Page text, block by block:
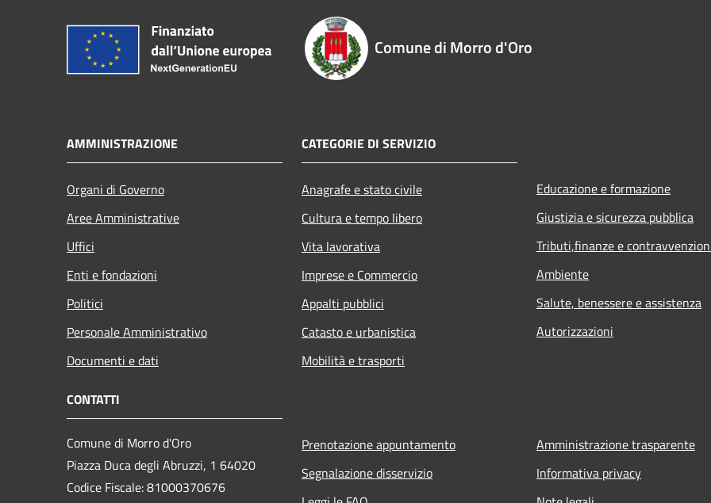
Comune di Morro d'Oro
AMMINISTRAZIONE
Organi di Governo
Aree Amministrative
Uffici
Enti e fondazioni
Politici
Personale Amministrativo
Documenti e dati
CATEGORIE DI SERVIZIO
Anagrafe e stato civile
Cultura e tempo libero
Vita lavorativa
Imprese e Commercio
Appalti pubblici
Catasto e urbanistica
Mobilità e trasporti
Educazione e formazione
Giustizia e sicurezza pubblica
Tributi,finanze e
Ambiente
Salute, benessere e assistenza
Autorizzazioni
CONTATTI
Comune di Morro d'Oro
Piazza Duca degli Abruzzi, 1 64020
Codice Fiscale: 81000370676
Prenotazione appuntamento
Segnalazione disservizio
Amministrazione trasparente
Informativa privacy